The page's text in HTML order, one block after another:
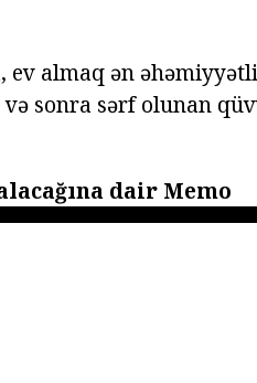
ev almaq ən
və sonra sərf olunan
dair Memo